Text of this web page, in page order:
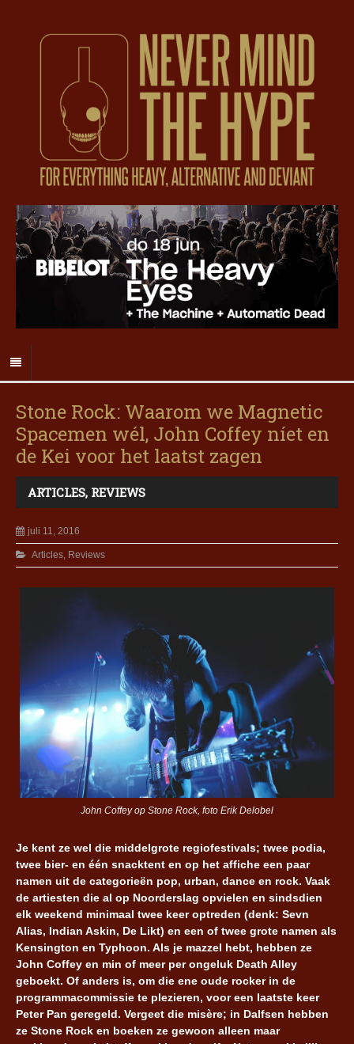
Stone Rock: Waarom we Magnetic
Spacemen wél, John Coffey níet en
de Kei voor het laatst zagen
ARTICLES, REVIEWS
juli 11, 2016
Articles, Reviews
John Coffey op Stone Rock, foto Erik Delobel
Je kent ze wel die middelgrote regiofestivals; twee podia,
twee bier- en één snacktent en op het affiche een paar
namen uit de categorieën pop, urban, dance en rock. Vaak
de artiesten die al op Noorderslag opvielen en sindsdien
elk weekend minimaal twee keer optreden (denk: Sevn
Alias, Indian Askin, De Likt) en een of twee grote namen als
Kensington en Typhoon. Als je mazzel hebt, hebben ze
John Coffey en min of meer per ongeluk Death Alley
geboekt. Of anders is, om die ene oude rocker in de
programmacommissie te plezieren, voor een laatste keer
Peter Pan geregeld. Vergeet die misère; in Dalfsen hebben
ze Stone Rock en boeken ze gewoon alleen maar